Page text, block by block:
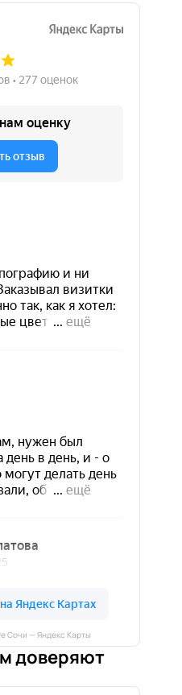
Сочи — Яндекс Карты
доверяют